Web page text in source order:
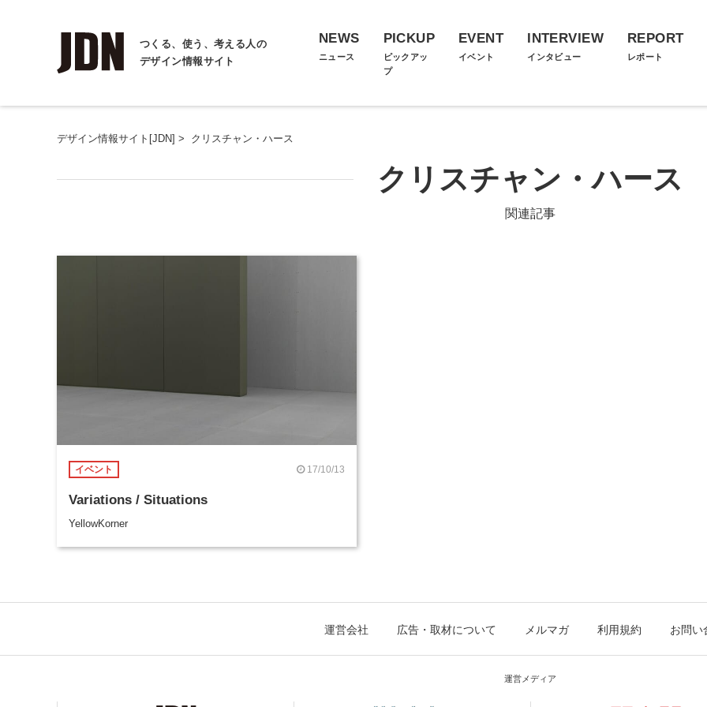
つくる、使う、考える人の
デザイン情報サイト
NEWS
ニュース
PICKUP
ピックアッ
プ
EVENT
イベント
INTERVIEW
インタビュー
REPORT
レポート
デザイン情報サイト[JDN] > クリスチャン・ハース
クリスチャン・ハース
関連記事
イベント 17/10/13
Variations / Situations
YellowKorner
運営会社 広告・取材について メルマガ 利用規約 お問い
運営メディア